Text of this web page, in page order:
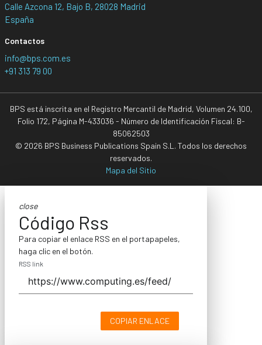
Calle Azcona 12, Bajo B, 28028 Madrid
España
Contactos
info@bps.com.es
+91 313 79 00
BPS está inscrita en el Registro Mercantil de Madrid, Volumen 24.100,
Folio 172, Página M-433036 - Número de Identificación Fiscal: B-
85062503
© 2026 BPS Business Publications Spain S.L. Todos los derechos
reservados.
Mapa del Sitio
close
Código Rss
Para copiar el enlace RSS en el portapapeles,
haga clic en el botón.
RSS link
COPIAR ENLACE